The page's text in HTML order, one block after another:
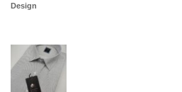
Design